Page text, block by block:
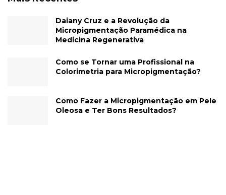
Daiany Cruz e a Revolução da
Micropigmentação Paramédica na
Medicina Regenerativa
Como se Tornar uma Profissional na
Colorimetria para Micropigmentação?
Como Fazer a Micropigmentação em Pele
Oleosa e Ter Bons Resultados?